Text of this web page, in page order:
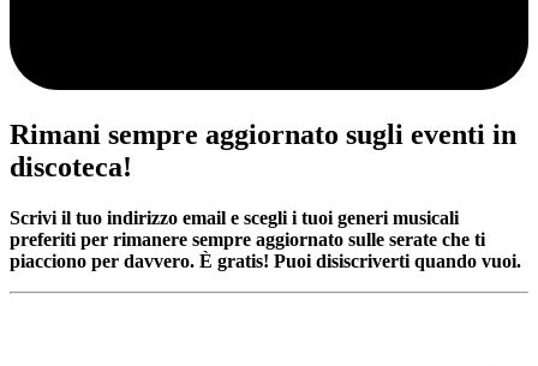
Rimani sempre aggiornato sugli eventi in
discoteca!
Scrivi il tuo indirizzo email e scegli i tuoi generi musicali
preferiti per rimanere sempre aggiornato sulle serate che ti
piacciono per davvero. È gratis! Puoi disiscriverti quando vuoi.